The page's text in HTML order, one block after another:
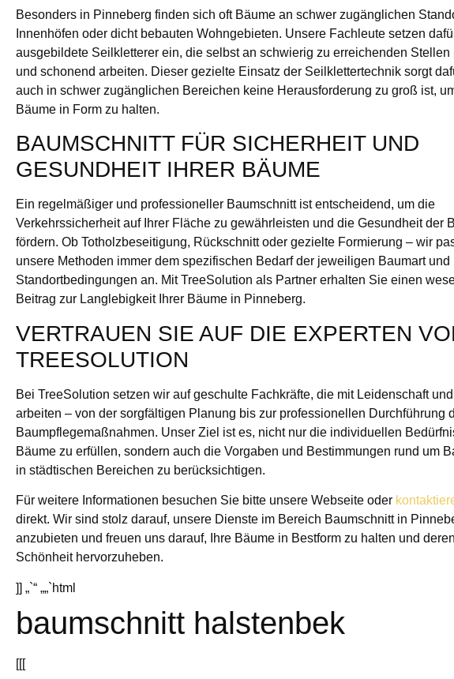
Besonders in Pinneberg finden sich oft Bäume an schwer zugänglichen
Innenhöfen oder dicht bebauten Wohngebieten. Unsere Fachleute setzen
ausgebildete Seilkletterer ein, die selbst an schwierig zu erreichenden Stellen
und schonend arbeiten. Dieser gezielte Einsatz der Seilklettertechnik sorgt
auch in schwer zugänglichen Bereichen keine Herausforderung zu groß ist,
Bäume in Form zu halten.
BAUMSCHNITT FÜR SICHERHEIT UND
GESUNDHEIT IHRER BÄUME
Ein regelmäßiger und professioneller Baumschnitt ist entscheidend, um die
Verkehrssicherheit auf Ihrer Fläche zu gewährleisten und die Gesundheit der
fördern. Ob Totholzbeseitigung, Rückschnitt oder gezielte Formierung – wir
unsere Methoden immer dem spezifischen Bedarf der jeweiligen Baumart und
Standortbedingungen an. Mit TreeSolution als Partner erhalten Sie einen
Beitrag zur Langlebigkeit Ihrer Bäume in Pinneberg.
VERTRAUEN SIE AUF DIE EXPERTEN
TREESOLUTION
Bei TreeSolution setzen wir auf geschulte Fachkräfte, die mit Leidenschaft
arbeiten – von der sorgfältigen Planung bis zur professionellen Durchführung
Baumpflegemaßnahmen. Unser Ziel ist es, nicht nur die individuellen
Bäume zu erfüllen, sondern auch die Vorgaben und Bestimmungen rund um
in städtischen Bereichen zu berücksichtigen.
Für weitere Informationen besuchen Sie bitte unsere Webseite oder
direkt. Wir sind stolz darauf, unsere Dienste im Bereich Baumschnitt in
anzubieten und freuen uns darauf, Ihre Bäume in Bestform zu halten und
Schönheit hervorzuheben.
]] „`“ „„`html
baumschnitt halstenbek
[[[